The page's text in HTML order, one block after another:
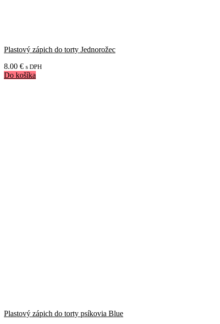
Plastový zápich do torty Jednorožec
8.00 € s DPH
Do košíka
Plastový zápich do torty psíkovia Blue